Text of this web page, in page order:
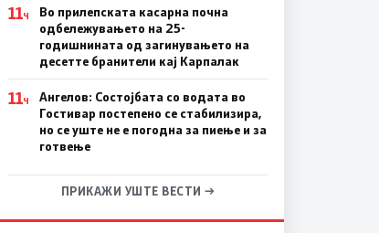
11Ч
Во прилепската касарна почна
одбележувањето на 25-
годишнината од загинувањето на
десетте бранители кај Карпалак
11Ч
Ангелов: Состојбата со водата во
Гостивар постепено се стабилизира,
но се уште не е погодна за пиење и за
готвење
ПРИКАЖИ УШТЕ ВЕСТИ →